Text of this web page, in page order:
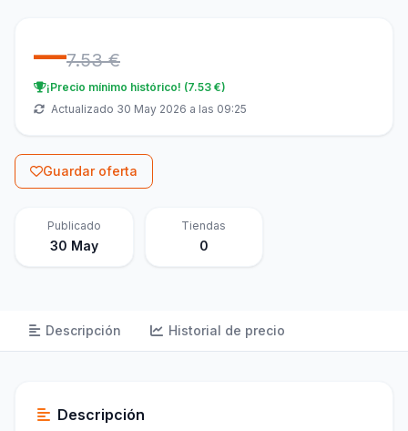
—7.53 €
¡Precio mínimo histórico! (7.53 €)
Actualizado 30 May 2026 a las 09:25
Guardar oferta
Publicado
30 May
Tiendas
0
Descripción Historial de precio
Descripción